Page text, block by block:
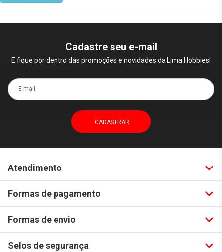
Cadastre seu e-mail
E fique por dentro das promoções e novidades da Lima Hobbies!
E-mail
Atendimento
Formas de pagamento
Formas de envio
Selos de segurança